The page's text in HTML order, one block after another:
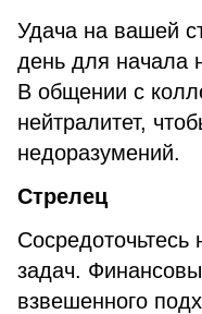
Удача на вашей
день для начала
В общении с
нейтралитет,
недоразумений.
Стрелец
задач.
взвешенного